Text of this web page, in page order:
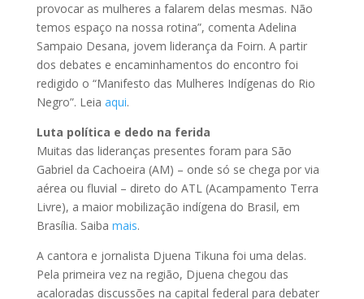
provocar as mulheres a falarem delas mesmas. Não
temos espaço na nossa rotina”, comenta Adelina
Sampaio Desana, jovem liderança da Foirn. A partir
dos debates e encaminhamentos do encontro foi
redigido o “Manifesto das Mulheres Indígenas do Rio
Negro”. Leia aqui.
Luta política e dedo na ferida
Muitas das lideranças presentes foram para São
Gabriel da Cachoeira (AM) – onde só se chega por via
aérea ou fluvial – direto do ATL (Acampamento Terra
Livre), a maior mobilização indígena do Brasil, em
Brasília. Saiba mais.
A cantora e jornalista Djuena Tikuna foi uma delas.
Pela primeira vez na região, Djuena chegou das
acaloradas discussões na capital federal para debater